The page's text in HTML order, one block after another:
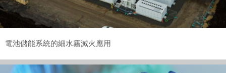
電池儲能系統的細水霧滅火應用